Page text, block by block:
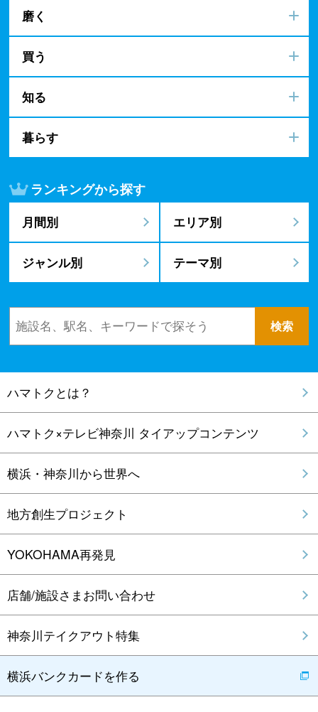
磨く
買う
知る
暮らす
ランキングから探す
月間別 エリア別
ジャンル別 テーマ別
ハマトクとは？
ハマトク×テレビ神奈川 タイアップコンテンツ
横浜・神奈川から世界へ
地方創生プロジェクト
YOKOHAMA再発見
店舗/施設さまお問い合わせ
神奈川テイクアウト特集
横浜バンクカードを作る